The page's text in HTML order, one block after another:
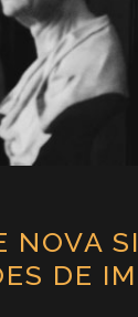
NOVA
DE